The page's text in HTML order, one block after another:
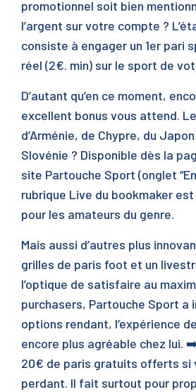
promotionnel soit bien
l’argent sur votre compte ?
consiste à engager un 1er pari
réel (2€. min) sur le sport de
D’autant qu’en ce moment,
excellent bonus vous attend.
d’Arménie, de Chypre, du
Slovénie ? Disponible dès la
site Partouche Sport (onglet
rubrique Live du bookmaker
pour les amateurs du genre.
Mais aussi d’autres plus
grilles de paris foot et un
l’optique de satisfaire au
purchasers, Partouche Sport a
options rendant, l’expérience
encore plus agréable chez lui.
20€ de paris gratuits offerts si
perdant. Il fait surtout pour